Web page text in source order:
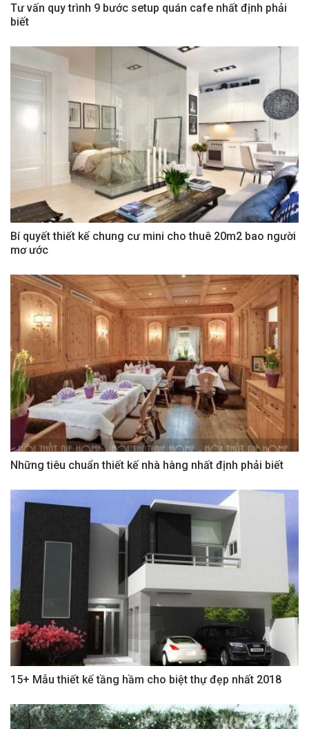
Tư vấn quy trình 9 bước setup quán cafe nhất định phải
biết
Bí quyết thiết kế chung cư mini cho thuê 20m2 bao người
mơ ước
Những tiêu chuẩn thiết kế nhà hàng nhất định phải biết
15+ Mẫu thiết kế tầng hầm cho biệt thự đẹp nhất 2018